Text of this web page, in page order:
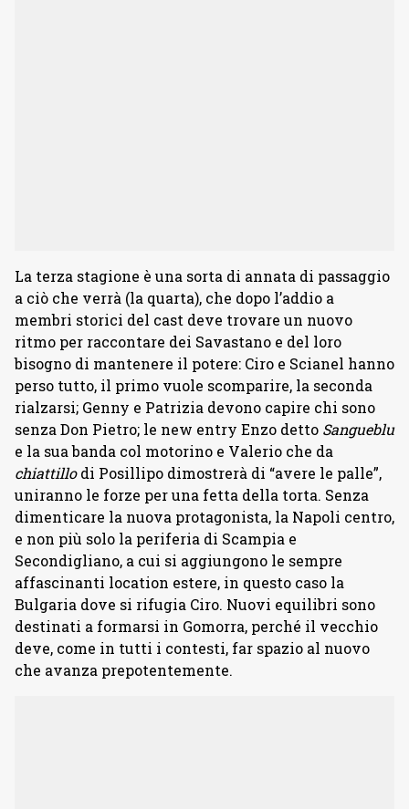
La terza stagione è una sorta di annata di passaggio
a ciò che verrà (la quarta), che dopo l’addio a
membri storici del cast deve trovare un nuovo
ritmo per raccontare dei Savastano e del loro
bisogno di mantenere il potere: Ciro e Scianel hanno
perso tutto, il primo vuole scomparire, la seconda
rialzarsi; Genny e Patrizia devono capire chi sono
senza Don Pietro; le new entry Enzo detto Sangueblu
e la sua banda col motorino e Valerio che da
chiattillodi Posillipo dimostrerà di “avere le palle”,
uniranno le forze per una fetta della torta. Senza
dimenticare la nuova protagonista, la Napoli centro,
e non più solo la periferia di Scampia e
Secondigliano, a cui si aggiungono le sempre
affascinanti location estere, in questo caso la
Bulgaria dove si rifugia Ciro. Nuovi equilibri sono
destinati a formarsi in Gomorra, perché il vecchio
deve, come in tutti i contesti, far spazio al nuovo
che avanza prepotentemente.